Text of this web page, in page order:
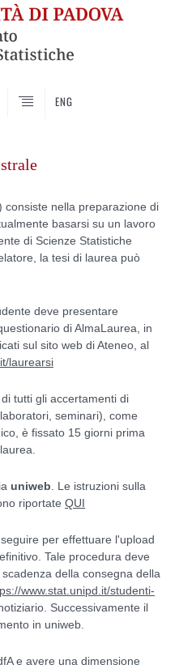
ENG
nella preparazione di
basarsi su un lavoro
di Scienze Statistiche
la tesi di laurea può
deve presentare
di AlmaLaurea, in
sul sito web di Ateneo, al
laurearsi
tutti gli accertamenti di
seminari), come
è fissato 15 giorni prima
uniweb . Le istruzioni sulla
riportate QUI
per effettuare l'upload
Tale procedura deve
della consegna della
www.stat.unipd.it/studenti-
Successivamente il
in uniweb.
e avere una dimensione